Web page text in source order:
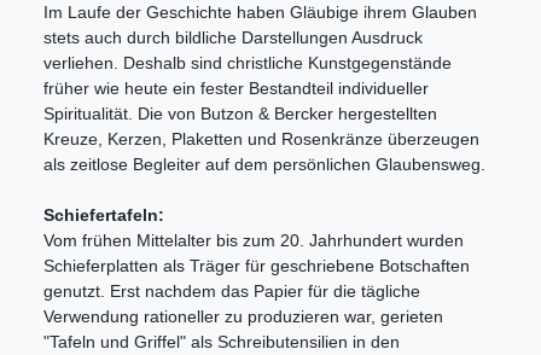
Im Laufe der Geschichte haben Gläubige ihrem Glauben
stets auch durch bildliche Darstellungen Ausdruck
verliehen. Deshalb sind christliche Kunstgegenstände
früher wie heute ein fester Bestandteil individueller
Spiritualität. Die von Butzon & Bercker hergestellten
Kreuze, Kerzen, Plaketten und Rosenkränze überzeugen
als zeitlose Begleiter auf dem persönlichen Glaubensweg.
Schiefertafeln:
Vom frühen Mittelalter bis zum 20. Jahrhundert wurden
Schieferplatten als Träger für geschriebene Botschaften
genutzt. Erst nachdem das Papier für die tägliche
Verwendung rationeller zu produzieren war, gerieten
"Tafeln und Griffel" als Schreibutensilien in den